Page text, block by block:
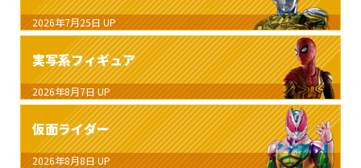
2026年7月25日 UP
実写系フィギュア
2026年8月7日 UP
仮面ライダー
2026年8月8日 UP